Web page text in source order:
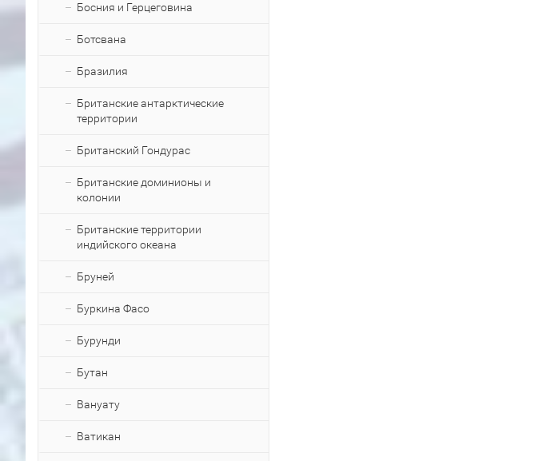
Босния и Герцеговина
Ботсвана
Бразилия
Британские антарктические
территории
Британский Гондурас
Британские доминионы и
колонии
Британские территории
индийского океана
Бруней
Буркина Фасо
Бурунди
Бутан
Вануату
Ватикан